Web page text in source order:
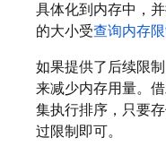
具体化到内存中，
的大小受查询内存
如果提供了后续限
来减少内存用量。
集执行排序，只要
过限制即可。